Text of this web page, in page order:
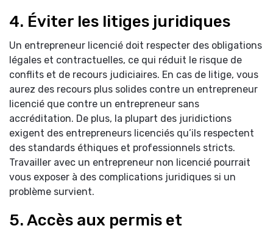
4. Éviter les litiges juridiques
Un entrepreneur licencié doit respecter des obligations
légales et contractuelles, ce qui réduit le risque de
conflits et de recours judiciaires. En cas de litige, vous
aurez des recours plus solides contre un entrepreneur
licencié que contre un entrepreneur sans
accréditation. De plus, la plupart des juridictions
exigent des entrepreneurs licenciés qu’ils respectent
des standards éthiques et professionnels stricts.
Travailler avec un entrepreneur non licencié pourrait
vous exposer à des complications juridiques si un
problème survient.
5. Accès aux permis et